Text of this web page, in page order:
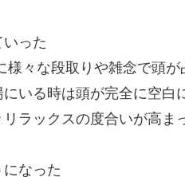
った
々な段取りや雑念で頭が
いる時は頭が完全に空白
ラックスの度合いが高ま
なった